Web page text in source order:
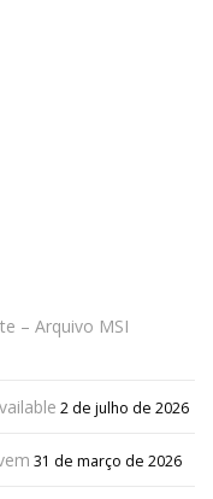
– Arquivo MSI
2 de julho de 2026
31 de março de 2026